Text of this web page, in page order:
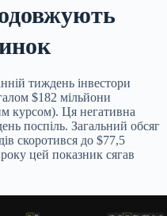
тиждень інвестори
$182 мільйони
курсом). Ця негативна
поспіль. Загальний обсяг
скоротився до $77,5
цей показник сягав